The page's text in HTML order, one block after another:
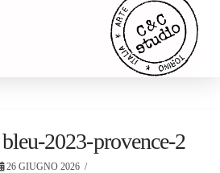
2023-provence-2
26 GIUGNO 2026